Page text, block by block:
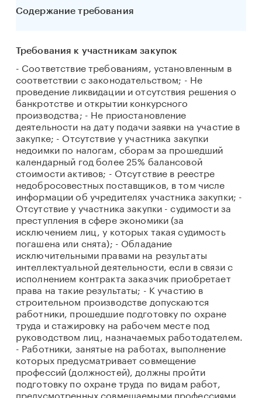
Содержание требования
Требования к участникам закупок
- Соответствие требованиям, установленным в
соответствии с законодательством; - Не
проведение ликвидации и отсутствия решения о
банкротстве и открытии конкурсного
производства; - Не приостановление
деятельности на дату подачи заявки на участие в
закупке; - Отсутствие у участника закупки
недоимки по налогам, сборам за прошедший
календарный год более 25% балансовой
стоимости активов; - Отсутствие в реестре
недобросовестных поставщиков, в том числе
информации об учредителях участника закупки; -
Отсутствие у участника закупки - судимости за
преступления в сфере экономики (за
исключением лиц, у которых такая судимость
погашена или снята); - Обладание
исключительными правами на результаты
интеллектуальной деятельности, если в связи с
исполнением контракта заказчик приобретает
права на такие результаты; - К участию в
строительном производстве допускаются
работники, прошедшие подготовку по охране
труда и стажировку на рабочем месте под
руководством лиц, назначаемых работодателем.
- Работники, занятые на работах, выполнение
которых предусматривает совмещение
профессий (должностей), должны пройти
подготовку по охране труда по видам работ,
предусмотренных совмещаемыми профессиями